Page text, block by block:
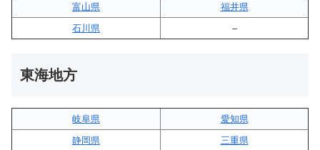
富山県
福井県
石川県
–
東海地方
岐阜県
愛知県
静岡県
三重県